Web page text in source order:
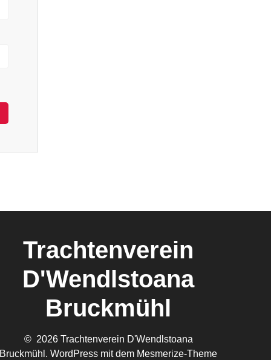
Trachtenverein
D'Wendlstoana
Bruckmühl
© 2026 Trachtenverein D'Wendlstoana
Bruckmühl. WordPress mit dem Mesmerize-Theme